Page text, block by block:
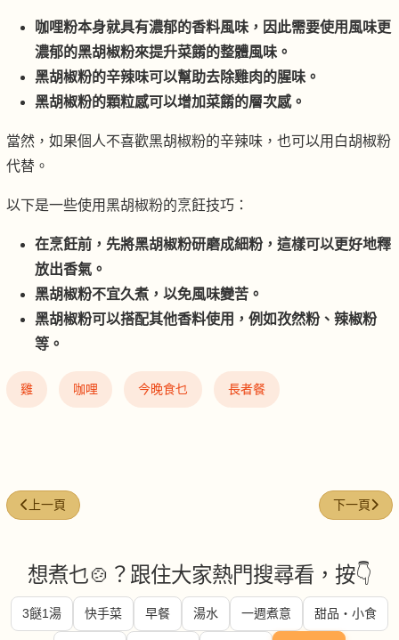
咖哩粉本身就具有濃郁的香料風味，因此需要使用風味更
濃郁的黑胡椒粉來提升菜餚的整體風味。
黑胡椒粉的辛辣味可以幫助去除雞肉的腥味。
黑胡椒粉的顆粒感可以增加菜餚的層次感。
當然，如果個人不喜歡黑胡椒粉的辛辣味，也可以用白胡椒粉
代替。
以下是一些使用黑胡椒粉的烹飪技巧：
在烹飪前，先將黑胡椒粉研磨成細粉，這樣可以更好地釋
放出香氣。
黑胡椒粉不宜久煮，以免風味變苦。
黑胡椒粉可以搭配其他香料使用，例如孜然粉、辣椒粉
等。
雞 咖哩 今晚食乜 長者餐
上一篇文章: 荷葉香菇蒸雞
上一頁 下一篇文章
下一頁
想煮乜🍲？跟住大家熱門搜尋看，按👇
3餸1湯 快手菜 早餐 湯水 一週煮意 甜品・小食